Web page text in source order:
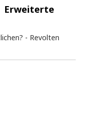
Erweiterte
- Revolten